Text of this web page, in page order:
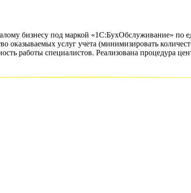
бизнесу под маркой «1С:БухОбслуживание» по
оказываемых услуг учета (минимизировать
работы специалистов. Реализована процедура